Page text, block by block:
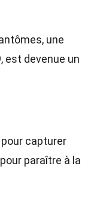
une
est devenue un
capturer
paraître à la